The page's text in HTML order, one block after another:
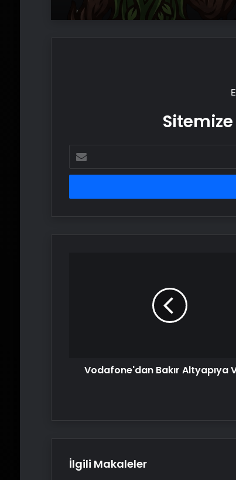
posta
adresinizi
Vodafone'dan Bakır Altyapıya
İlgili Makaleler